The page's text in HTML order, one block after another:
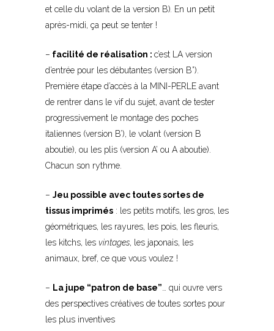
et celle du volant de la version B). En un petit
après-midi, ça peut se tenter !
– facilité de réalisation : c’est LA version
d’entrée pour les débutantes (version B”).
Première étape d’accès à la MINI-PERLE avant
de rentrer dans le vif du sujet, avant de tester
progressivement le montage des poches
italiennes (version B’), le volant (version B
aboutie), ou les plis (version A’ ou A aboutie).
Chacun son rythme.
– Jeu possible avec toutes sortes de
tissus imprimés : les petits motifs, les gros, les
géométriques, les rayures, les pois, les fleuris,
les kitchs, les vintages, les japonais, les
animaux, bref, ce que vous voulez !
– La jupe “patron de base”… qui ouvre vers
des perspectives créatives de toutes sortes pour
les plus inventives